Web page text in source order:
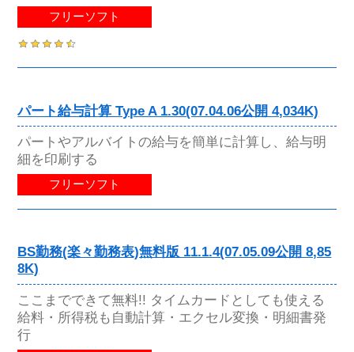
フリーソフト
パート給与計算 Type A 1.30(07.04.06公開 4,034K)
パートやアルバイトの給与を簡単に計算し、給与明
細を印刷する
フリーソフト
BS勤務(楽々勤務表)無料版 11.1.4(07.05.09公開 8,85
8K)
ここまでできて無料!! タイムカードとしても使える
給料・所得税も自動計算・エクセル変換・明細書発
行